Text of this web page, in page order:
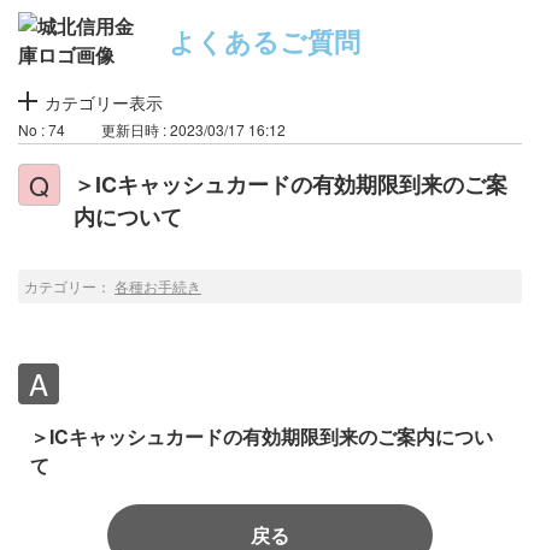
よくあるご質問
カテゴリー表示
No : 74 更新日時 : 2023/03/17 16:12
＞ICキャッシュカードの有効期限到来のご案
内について
カテゴリー： 各種お手続き
＞ICキャッシュカードの有効期限到来のご案内につい
て
戻る